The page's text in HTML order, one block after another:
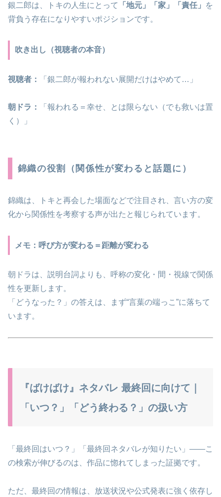
銀二郎は、トキの人生にとって 「地元」「家」「責任」
を
背負う存在になりやすいポジションです。
吹き出し（視聴者の本音）
視聴者： 「銀二郎が報われない展開だけはやめて…」
朝ドラ：
「報われる＝幸せ、とは限らない（でも救いは置
く）」
錦織の役割（関係性が変わると話題に）
錦織は、トキと再会した場面などで注目され、言い方の変
化から関係性を考察する声が出たと報じられています。
メモ：呼び方が変わる＝距離が変わる
朝ドラは、説明台詞よりも、呼称の変化・間・視線で関係
性を更新します。
「どうなった？」の答えは、まず“言葉の端っこ”に落ちて
います。
『ばけばけ』ネタバレ 最終回に向けて｜
「いつ？」「どう終わる？」の扱い方
「最終回はいつ？」「最終回ネタバレが知りたい」――こ
の検索が伸びるのは、作品に惚れてしまった証拠です。
ただ、最終回の情報は、放送状況や公式発表に強く依存し